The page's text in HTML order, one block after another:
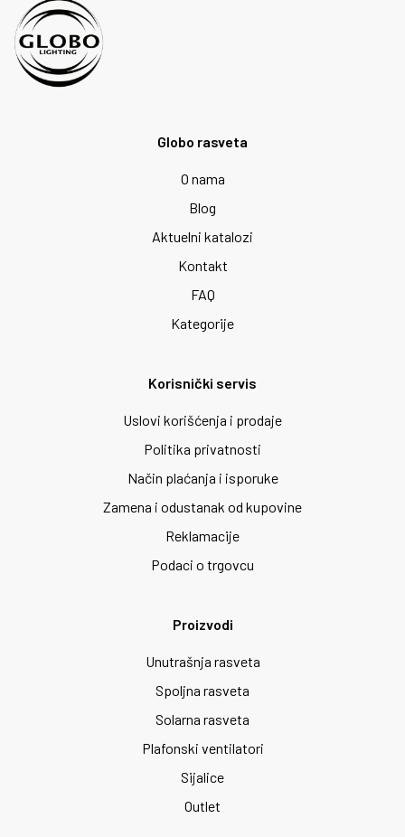
Globo rasveta
O nama
Blog
Aktuelni katalozi
Kontakt
FAQ
Kategorije
Korisnički servis
Uslovi korišćenja i prodaje
Politika privatnosti
Način plaćanja i isporuke
Zamena i odustanak od kupovine
Reklamacije
Podaci o trgovcu
Proizvodi
Unutrašnja rasveta
Spoljna rasveta
Solarna rasveta
Plafonski ventilatori
Sijalice
Outlet